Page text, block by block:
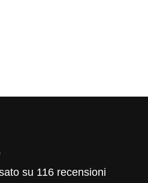
su 116 recensioni